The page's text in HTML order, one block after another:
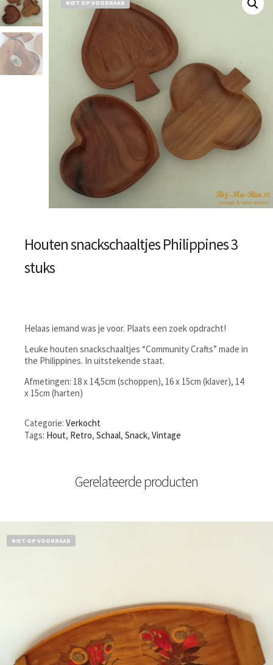
NIET OP VOORRAAD
Houten snackschaaltjes Philippines 3
stuks
Helaas iemand was je voor. Plaats een zoek opdracht!
Leuke houten snackschaaltjes “Community Crafts” made in
the Philippines. In uitstekende staat.
Afmetingen: 18 x 14,5cm (schoppen), 16 x 15cm (klaver), 14
x 15cm (harten)
Categorie: Verkocht
Tags: Hout, Retro, Schaal, Snack, Vintage
Gerelateerde producten
NIET OP VOORRAAD